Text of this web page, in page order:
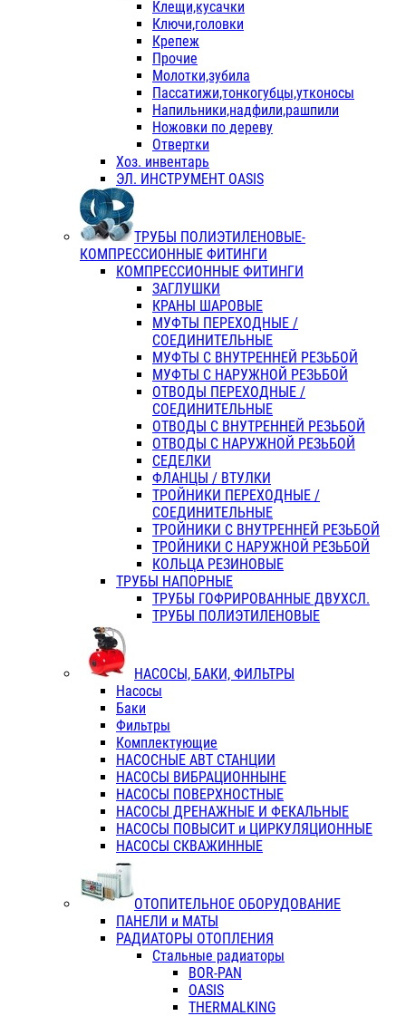
Клещи,кусачки
Ключи,головки
Крепеж
Прочие
Молотки,зубила
Пассатижи,тонкогубцы,утконосы
Напильники,надфили,рашпили
Ножовки по дереву
Отвертки
Хоз. инвентарь
ЭЛ. ИНСТРУМЕНТ OASIS
ТРУБЫ ПОЛИЭТИЛЕНОВЫЕ-
КОМПРЕССИОННЫЕ ФИТИНГИ
КОМПРЕССИОННЫЕ ФИТИНГИ
ЗАГЛУШКИ
КРАНЫ ШАРОВЫЕ
МУФТЫ ПЕРЕХОДНЫЕ /
СОЕДИНИТЕЛЬНЫЕ
МУФТЫ С ВНУТРЕННЕЙ РЕЗЬБОЙ
МУФТЫ С НАРУЖНОЙ РЕЗЬБОЙ
ОТВОДЫ ПЕРЕХОДНЫЕ /
СОЕДИНИТЕЛЬНЫЕ
ОТВОДЫ С ВНУТРЕННЕЙ РЕЗЬБОЙ
ОТВОДЫ С НАРУЖНОЙ РЕЗЬБОЙ
СЕДЕЛКИ
ФЛАНЦЫ / ВТУЛКИ
ТРОЙНИКИ ПЕРЕХОДНЫЕ /
СОЕДИНИТЕЛЬНЫЕ
ТРОЙНИКИ С ВНУТРЕННЕЙ РЕЗЬБОЙ
ТРОЙНИКИ С НАРУЖНОЙ РЕЗЬБОЙ
КОЛЬЦА РЕЗИНОВЫЕ
ТРУБЫ НАПОРНЫЕ
ТРУБЫ ГОФРИРОВАННЫЕ ДВУХСЛ.
ТРУБЫ ПОЛИЭТИЛЕНОВЫЕ
НАСОСЫ, БАКИ, ФИЛЬТРЫ
Насосы
Баки
Фильтры
Комплектующие
НАСОСНЫЕ АВТ СТАНЦИИ
НАСОСЫ ВИБРАЦИОННЫНЕ
НАСОСЫ ПОВЕРХНОСТНЫЕ
НАСОСЫ ДРЕНАЖНЫЕ И ФЕКАЛЬНЫЕ
НАСОСЫ ПОВЫСИТ и ЦИРКУЛЯЦИОННЫЕ
НАСОСЫ СКВАЖИННЫЕ
ОТОПИТЕЛЬНОЕ ОБОРУДОВАНИЕ
ПАНЕЛИ и МАТЫ
РАДИАТОРЫ ОТОПЛЕНИЯ
Стальные радиаторы
BOR-PAN
OASIS
THERMALKING